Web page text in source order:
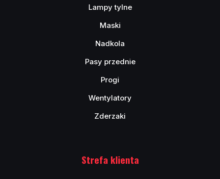
Lampy tylne
Maski
Nadkola
Pasy przednie
Progi
Wentylatory
Zderzaki
Strefa klienta